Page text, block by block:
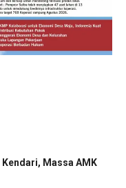
Massa AMK